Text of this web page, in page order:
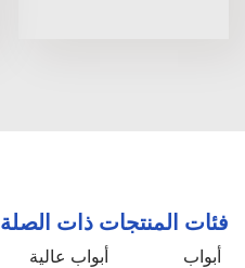
فئات المنتجات ذات الصلة
أبواب
أبواب عالية